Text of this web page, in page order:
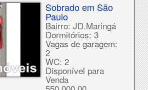
Sobrado em São
Paulo
Bairro: JD.Maringá
Dormitórios: 3
Vagas de garagem:
2
WC: 2
Disponível para
Venda